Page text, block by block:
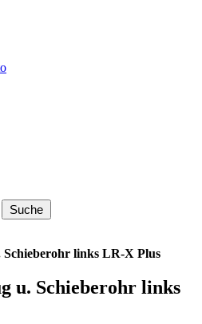
Suche
links LR-X Plus
u. Schieberohr links